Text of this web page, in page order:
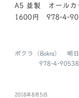
A5 並製 オール
1600円 978-4-
ボクラ（Bokra） 明
978-4-
投
2018年8月5日